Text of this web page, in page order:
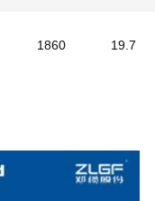
1860 19.7